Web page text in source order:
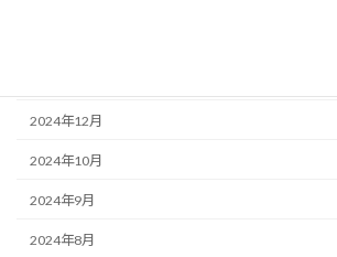
2024年12月
2024年10月
2024年9月
2024年8月